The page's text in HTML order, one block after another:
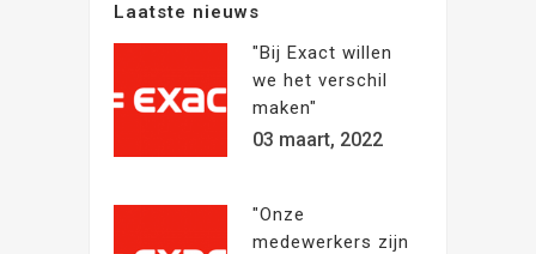
Laatste nieuws
"Bij Exact willen
we het verschil
maken"
03 maart, 2022
"Onze
medewerkers zijn